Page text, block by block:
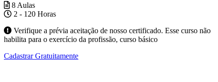
8 Aulas
2 - 120 Horas
Verifique a prévia aceitação de nosso certificado. Esse curso não
habilita para o exercício da profissão, curso básico
Cadastrar Gratuitamente